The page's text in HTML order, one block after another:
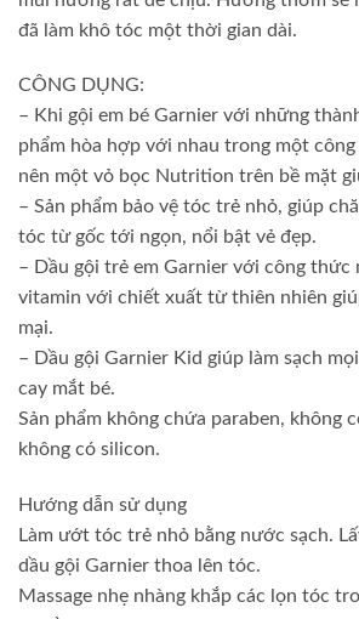
đã làm khô tóc một thời gian dài.
CÔNG DỤNG:
– Khi gội em bé Garnier với những
phẩm hòa hợp với nhau trong một
nên một vỏ bọc Nutrition trên bề mặt
– Sản phẩm bảo vệ tóc trẻ nhỏ, giúp
tóc từ gốc tới ngọn, nổi bật vẻ đẹp.
– Dầu gội trẻ em Garnier với công thức
vitamin với chiết xuất từ thiên nhiên
mại.
– Dầu gội Garnier Kid giúp làm sạch
cay mắt bé.
Sản phẩm không chứa paraben, không
không có silicon.
Hướng dẫn sử dụng
Làm ướt tóc trẻ nhỏ bằng nước sạch.
dầu gội Garnier thoa lên tóc.
Massage nhẹ nhàng khắp các lọn tóc